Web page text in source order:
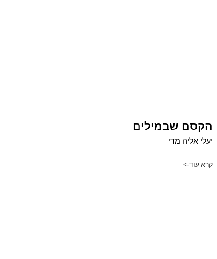
הקסם שבמילים
יעלי אליה מדי
קרא עוד->